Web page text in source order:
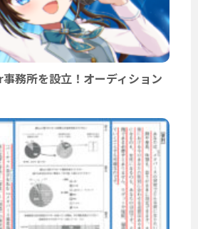
務所を設立！オーディション